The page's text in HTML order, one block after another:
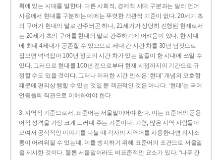
획에 있는 시대를 말한다. 다른 사회적, 경제적 시대 구분과는 달리 언어
사용에서 현대를 구분하는 데에는 뚜렷한 객관적 기준이 없다. 20세기 초
의 구어가 현대의 말로 간주되곤 하나, 21세기가 상당히 진행된 현재로서
는 20세기 초의 구어를 현대의 말로 간주하기에 어려움이 있다. 한 시대
에 최대 4세대가 공존할 수 있으므로 세대 간 시간 차를 30년 남짓으로
잡으면 넉넉잡아 100년 정도의 시간 차가 있는 말들이 한 시대에 쓰일 수
있다. 그러므로 현대를 100년 전으로부터 현재 시점까지의 기간으로 규
정할 수도 있을 것이다. 그러나 이러한 시간 인식은 ‘현대’ 개념의 모호함
때문에 편의상 행할 수 있는 것일 뿐 객관적인 것은 아니다. ‘현대’는 국어
언중들의 직관으로 이해하여야 한다.
3. 지역적 기준으로서, 표준어는 서울말이어야 한다. 이는 표준어의 공용
어적 성격을 가장 크게 드러내 주는 기준이다. 가령, 많은 지역 사람들이
모여서 공식적인 이야기를 나눌 때 각자의 지역어를 사용한다면 의사소
통이 어려워질 수 있는데, 이를 방지하기 위해 표준어의 조건으로 서울말
을 제시한 것이다. 물론 서울말이라도 비표준적인 요소가 있다. “나두 간